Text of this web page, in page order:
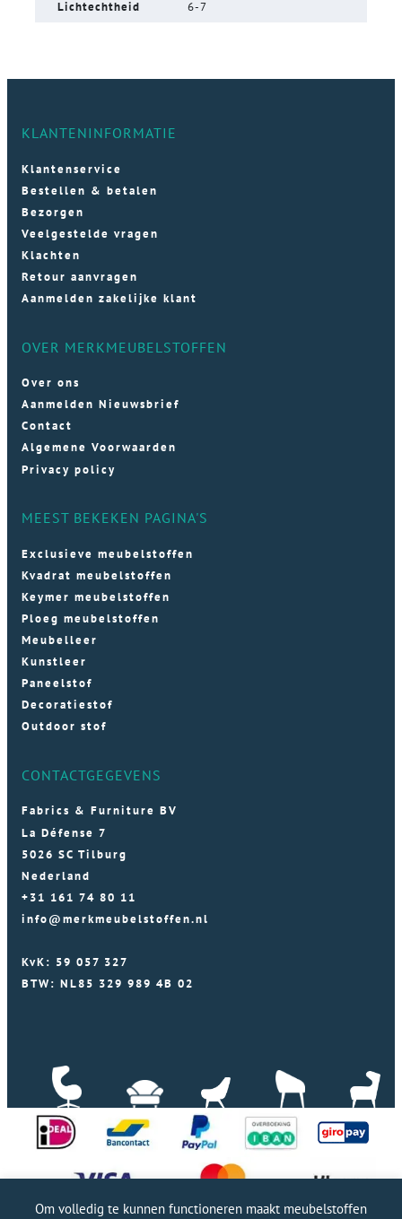
Lichtechtheid 6-7
KLANTENINFORMATIE
Klantenservice
Bestellen & betalen
Bezorgen
Veelgestelde vragen
Klachten
Retour aanvragen
Aanmelden zakelijke klant
OVER MERKMEUBELSTOFFEN
Over ons
Aanmelden Nieuwsbrief
Contact
Algemene Voorwaarden
Privacy policy
MEEST BEKEKEN PAGINA'S
Exclusieve meubelstoffen
Kvadrat meubelstoffen
Keymer meubelstoffen
Ploeg meubelstoffen
Meubelleer
Kunstleer
Paneelstof
Decoratiestof
Outdoor stof
CONTACTGEGEVENS
Fabrics & Furniture BV
La Défense 7
5026 SC Tilburg
Nederland
+31 161 74 80 11
info@merkmeubelstoffen.nl
KvK: 59 057 327
BTW: NL85 329 989 4B 02
Om volledig te kunnen functioneren maakt meubelstoffen